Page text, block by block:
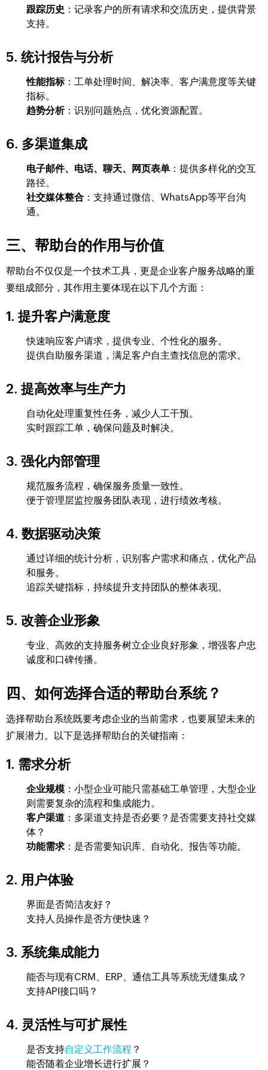
跟踪历史 ：记录客户的所有请求和交流历史，提供背景
支持。
5. 统计报告与分析
性能指标：工单处理时间、解决率、客户满意度等关键
指标。
趋势分析：识别问题热点，优化资源配置。
6. 多渠道集成
电子邮件、电话、聊天、网页表单 ：提供多样化的交互
路径。
社交媒体整合 ：支持通过微信、WhatsApp等平台沟
通。
三、帮助台的作用与价值
帮助台不仅仅是一个技术工具，更是企业客户服务战略的重
要组成部分，其作用主要体现在以下几个方面：
1. 提升客户满意度
快速响应客户请求，提供专业、个性化的服务。
提供自助服务渠道，满足客户自主查找信息的需求。
2. 提高效率与生产力
自动化处理重复性任务，减少人工干预。
实时跟踪工单，确保问题及时解决。
3. 强化内部管理
规范服务流程，确保服务质量一致性。
便于管理层监控服务团队表现，进行绩效考核。
4. 数据驱动决策
通过详细的统计分析，识别客户需求和痛点，优化产品
和服务。
追踪关键指标，持续提升支持团队的整体表现。
5. 改善企业形象
专业、高效的支持服务树立企业良好形象，增强客户忠
诚度和口碑传播。
四、如何选择合适的帮助台系统？
选择帮助台系统既要考虑企业的当前需求，也要展望未来的
扩展潜力。以下是选择帮助台的关键指南：
1. 需求分析
企业规模 ：小型企业可能只需基础工单管理，大型企业
则需要复杂的流程和集成能力。
客户渠道 ：多渠道支持是否必要？是否需要支持社交媒
体？
功能需求：是否需要知识库、自动化、报告等功能。
2. 用户体验
界面是否简洁友好？
支持人员操作是否方便快速？
3. 系统集成能力
能否与现有CRM、ERP、通信工具等系统无缝集成？
支持API接口吗？
4. 灵活性与可扩展性
是否支持自定义工作流程 ？
能否随着企业增长进行扩展？